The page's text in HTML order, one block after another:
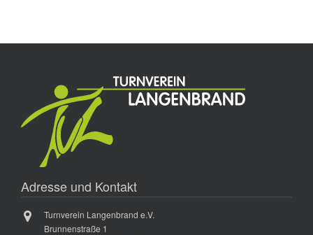
Adresse und Kontakt
Turnverein Langenbrand e.V.
Brunnenstraße 1